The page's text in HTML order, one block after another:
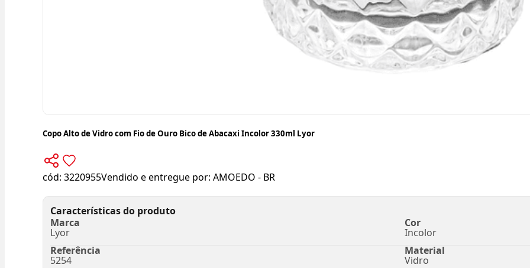
Copo Alto de Vidro com Fio de Ouro Bico de Abacaxi Incolor 330ml Lyor
cód: 3220955Vendido e entregue por: AMOEDO - BR
Características do produto
Marca
Lyor
Cor
Incolor
Referência
5254
Material
Vidro